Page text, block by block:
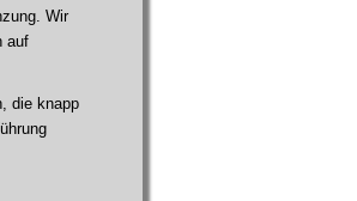
Wir
auf
die knapp